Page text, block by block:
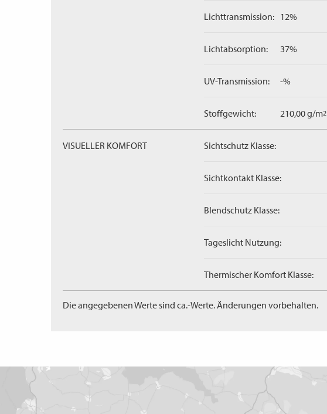
Lichttransmission: 12%
Lichtabsorption: 37%
UV-Transmission: -%
Stoffgewicht: 210,00 g/m2
VISUELLER KOMFORT Sichtschutz Klasse:
Sichtkontakt Klasse:
Blendschutz Klasse:
Tageslicht Nutzung:
Thermischer Komfort Klasse:
Die angegebenen Werte sind ca.-Werte. Änderungen vorbehalten.